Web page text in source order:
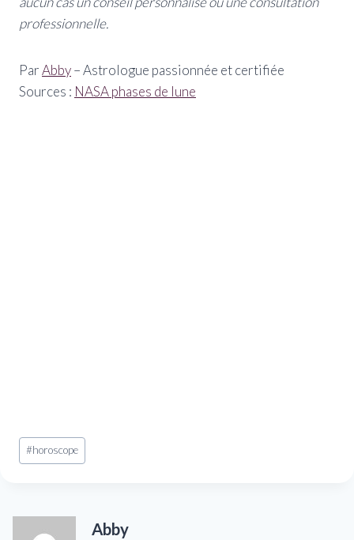
professionnelle.
ParAbby– Astrologue passionnée et certifiée
Sources : NASA phases de lune
Étiquettes
de
#horoscope
Abby